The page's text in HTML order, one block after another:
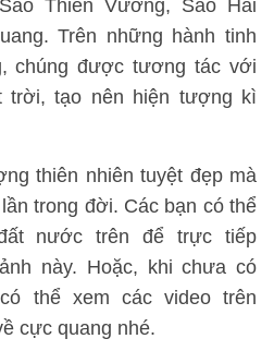
Thiên Vương, Sao Hải
Trên những hành tinh
chúng được tương tác với
trời, tạo nên hiện tượng kì
thiên nhiên tuyệt đẹp mà
trong đời. Các bạn có thể
nước trên để trực tiếp
này. Hoặc, khi chưa có
thể xem các video trên
cực quang nhé.